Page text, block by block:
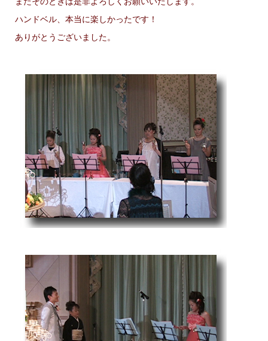
ハンドベル、本当に楽しかったです！
ありがとうございました。